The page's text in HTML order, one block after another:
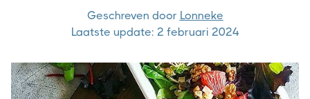
Geschreven door Lonneke
Laatste update: 2 februari 2024